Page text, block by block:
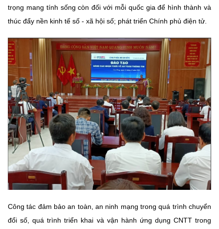
Tiêu chuẩn, đo lường, chất lượng
Năng lượng nguyên tử
Tin tổng hợp
Tin địa phương
Đổi mới sáng tạo
Chuyển đổi số
Bưu chính, Viễn thông
Sở hữu trí tuệ
Tiêu chuẩn, đo lường, chất lượng
Năng lượng nguyên tử
THƯ ĐIỆN TỬ
Videos
Infographic
Ảnh
Voice
Nhiệm vụ trọng tâm
Chọn ngôn ngữ
Vietnamese English
trọng mang tính sống còn đối với mỗi quốc gia để hình thành và
thúc đẩy nền kinh tế số - xã hội số; phát triển Chính phủ điện tử.
Công tác đảm bảo an toàn, an ninh mạng trong quá trình chuyển
đổi số, quá trình triển khai và vận hành ứng dụng CNTT trong